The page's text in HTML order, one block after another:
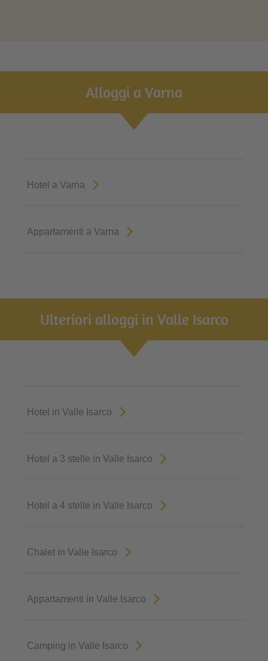
Alloggi a Varna
Hotel a Varna
Appartamenti a Varna
Ulteriori alloggi in Valle Isarco
Hotel in Valle Isarco
Hotel a 3 stelle in Valle Isarco
Hotel a 4 stelle in Valle Isarco
Chalet in Valle Isarco
Appartamenti in Valle Isarco
Camping in Valle Isarco